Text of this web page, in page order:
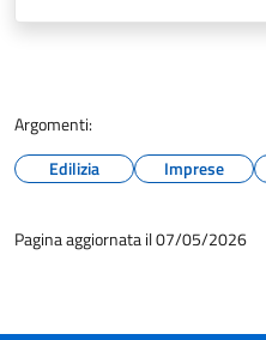
Argomenti:
Edilizia
Imprese
Pagina aggiornata il 07/05/2026